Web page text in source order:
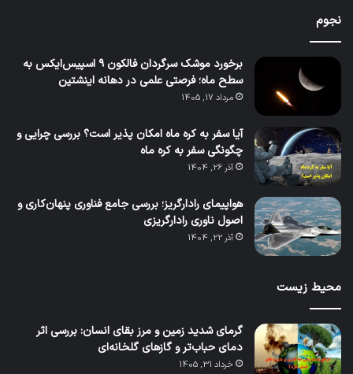
نجوم
برخورد موشک سرگردان فالکون ۹ اسپیس‌ایکس به
سطح ماه؛ فرصتی علمی در دهانه اینشتین
مرداد 17, 1405
آیا سفر به کره ماه امکان پذیر است؟ بررسی چرایی و
چگونگی سفر به کره ماه
آذر 26, 1404
هواپیمای رادارگریز؛ بررسی جامع فناوری پنهان‌کاری و
اصول ناوری رادارگریزی
آذر 22, 1404
محیط زیست
گرمای شدید زمین و مرز بقای انسان: بررسی اثر
دمای حباب‌تر و گازهای گلخانه‌ای
خرداد 31, 1405